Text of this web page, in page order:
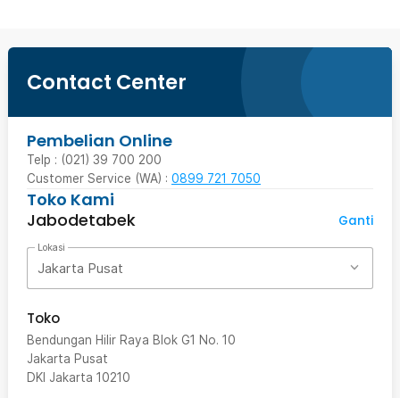
Contact Center
Pembelian Online
Telp : (021) 39 700 200
Customer Service (WA) : 0899 721 7050
Toko Kami
Jabodetabek
Ganti
Lokasi
Jakarta Pusat
Toko
Bendungan Hilir Raya Blok G1 No. 10
Jakarta Pusat
DKI Jakarta 10210